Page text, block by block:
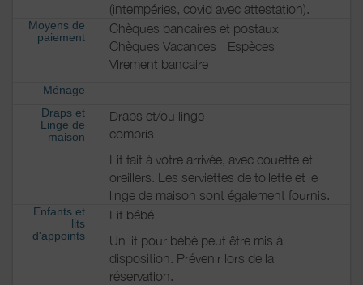
(intempéries, covid avec attestation).
Moyens de
paiement
Chèques bancaires et postaux
Chèques Vacances
Espèces
Virement bancaire
Ménage
Draps et
Linge de
maison
Draps et/ou linge
compris
Lit fait à votre arrivée, avec couette et
oreillers. Les serviettes de toilette et le
linge de maison sont également fournis.
Enfants et
lits
d'appoints
Lit bébé
Un lit pour bébé peut être mis à
disposition. Prévenir lors de la
réservation.